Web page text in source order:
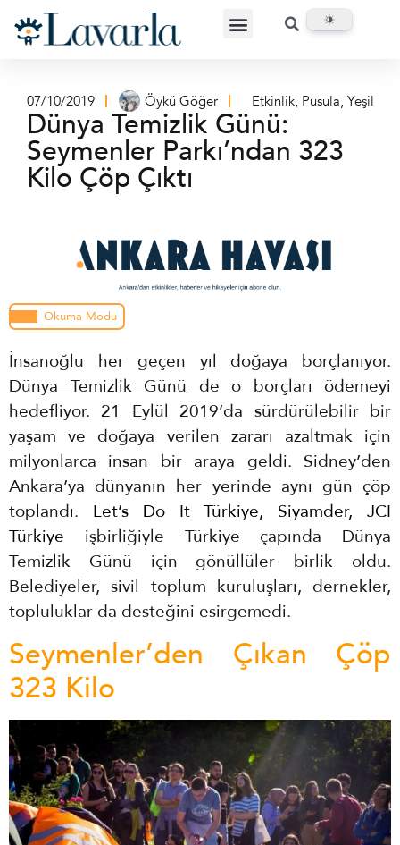
07/10/2019 Öykü Göğer Etkinlik, Pusula, Yeşil
Dünya Temizlik Günü:
Seymenler Parkı’ndan 323
Kilo Çöp Çıktı
Okuma Modu
İnsanoğlu her geçen yıl doğaya borçlanıyor.
Dünya Temizlik Günü de o borçları ödemeyi
hedefliyor. 21 Eylül 2019’da sürdürülebilir bir
yaşam ve doğaya verilen zararı azaltmak için
milyonlarca insan bir araya geldi. Sidney’den
Ankara’ya dünyanın her yerinde aynı gün çöp
toplandı. Let’s Do It Türkiye, Siyamder, JCI
Türkiye işbirliğiyle Türkiye çapında Dünya
Temizlik Günü için gönüllüler birlik oldu.
Belediyeler, sivil toplum kuruluşları, dernekler,
topluluklar da desteğini esirgemedi.
Seymenler’den Çıkan Çöp
323 Kilo